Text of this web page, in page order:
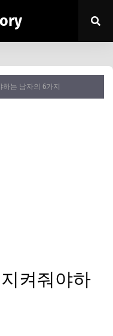
는 남자의 6가지
켜줘야하